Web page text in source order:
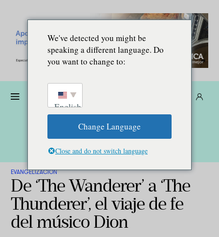
EVANGELIZACIÓN
De ‘The Wanderer’ a ‘The
Thunderer’, el viaje de fe
del músico Dion
We've detected you might be
speaking a different language. Do
you want to change to:
English
Change Language
Close and do not switch language